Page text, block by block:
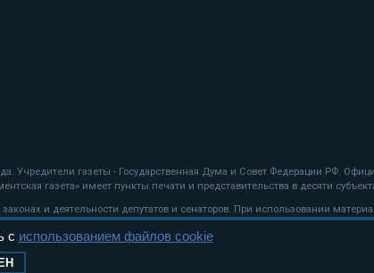
Учредители газеты - Государственная Дума и Совет Федерации РФ.
газета» имеет пункты печати и представительства в десяти
и деятельности депутатов и сенаторов. При использовании
с использованием файлов cookie